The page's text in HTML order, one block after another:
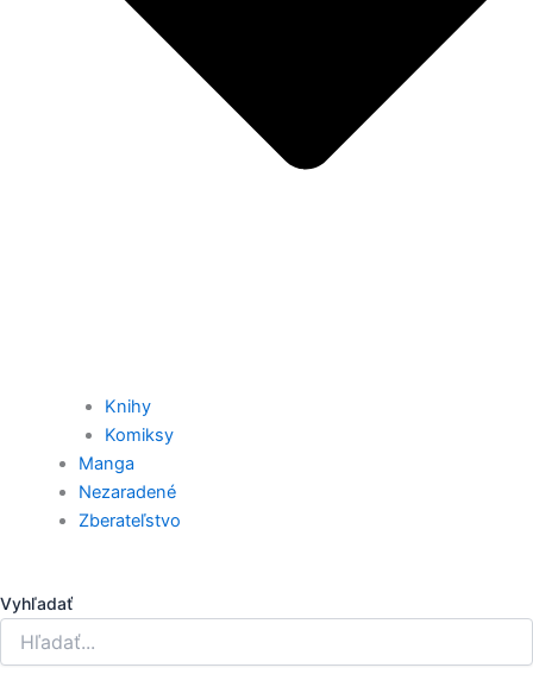
Knihy
Komiksy
Manga
Nezaradené
Zberateľstvo
Vyhľadať